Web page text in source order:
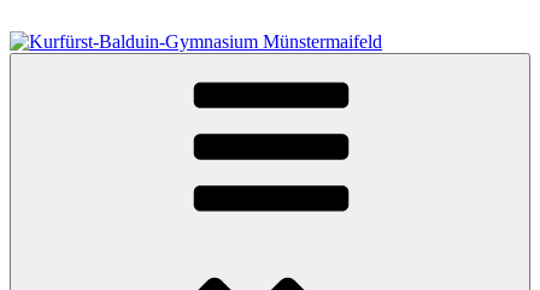
Inhalt
springen
Kurfürst-Balduin-Gymnasium Münstermaifeld